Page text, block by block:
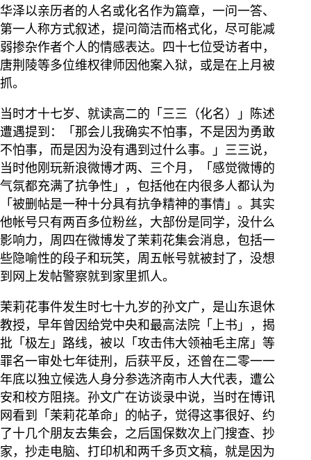
华泽以亲历者的人名或化名作为篇章，一问一答、
第一人称方式叙述，提问简洁而格式化，尽可能减
弱掺杂作者个人的情感表达。四十七位受访者中，
唐荆陵等多位维权律师因他案入狱，或是在上月被
抓。
当时才十七岁、就读高二的「三三（化名）」陈述
遭遇提到：「那会儿我确实不怕事，不是因为勇敢
不怕事，而是因为没有遇到过什么事。」三三说，
当时他刚玩新浪微博才两、三个月，「感觉微博的
气氛都充满了抗争性」，包括他在内很多人都认为
「被删帖是一种十分具有抗争精神的事情」。其实
他帐号只有两百多位粉丝，大部份是同学，没什么
影响力，周四在微博发了茉莉花集会消息，包括一
些隐喻性的段子和玩笑，周五帐号就被封了，没想
到网上发帖警察就到家里抓人。
茉莉花事件发生时七十九岁的孙文广，是山东退休
教授，早年曾因给党中央和最高法院「上书」，揭
批「极左」路线，被以「攻击伟大领袖毛主席」等
罪名一审处七年徒刑，后获平反，还曾在二零一一
年底以独立候选人身分参选济南市人大代表，遭公
安和校方阻挠。孙文广在访谈录中说，当时在博讯
网看到「茉莉花革命」的帖子，觉得这事很好、约
了十几个朋友去集会，之后国保数次上门搜查、抄
家，抄走电脑、打印机和两千多页文稿，就是因为